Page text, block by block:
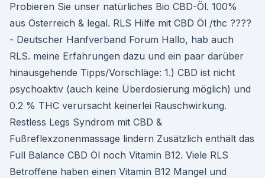
Probieren Sie unser natürliches Bio CBD-Öl. 100%
aus Österreich & legal. RLS Hilfe mit CBD Öl /thc ????
- Deutscher Hanfverband Forum Hallo, hab auch
RLS. meine Erfahrungen dazu und ein paar darüber
hinausgehende Tipps/Vorschläge: 1.) CBD ist nicht
psychoaktiv (auch keine Überdosierung möglich) und
0.2 % THC verursacht keinerlei Rauschwirkung.
Restless Legs Syndrom mit CBD &
Fußreflexzonenmassage lindern Zusätzlich enthält das
Full Balance CBD Öl noch Vitamin B12. Viele RLS
Betroffene haben einen Vitamin B12 Mangel und